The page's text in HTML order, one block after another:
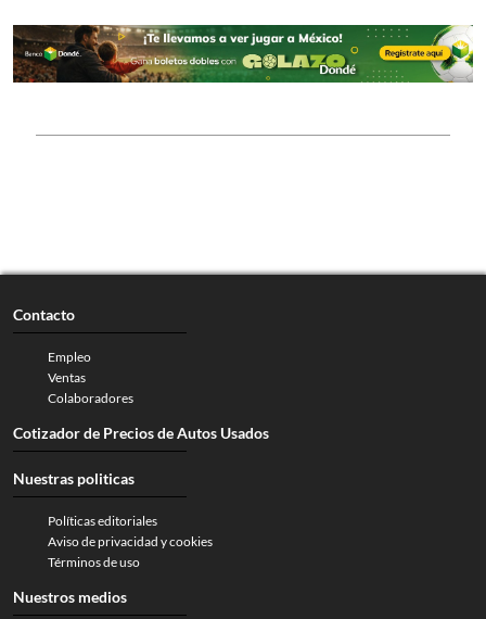
Contacto
Empleo
Ventas
Colaboradores
Cotizador de Precios de Autos Usados
Nuestras politicas
Políticas editoriales
Aviso de privacidad y cookies
Términos de uso
Nuestros medios